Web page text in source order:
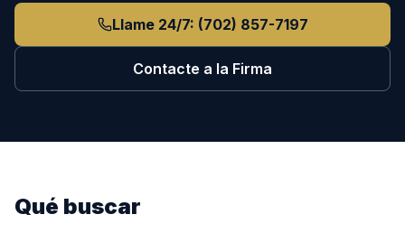
Llame 24/7: (702) 857-7197
Contacte a la Firma
Qué buscar